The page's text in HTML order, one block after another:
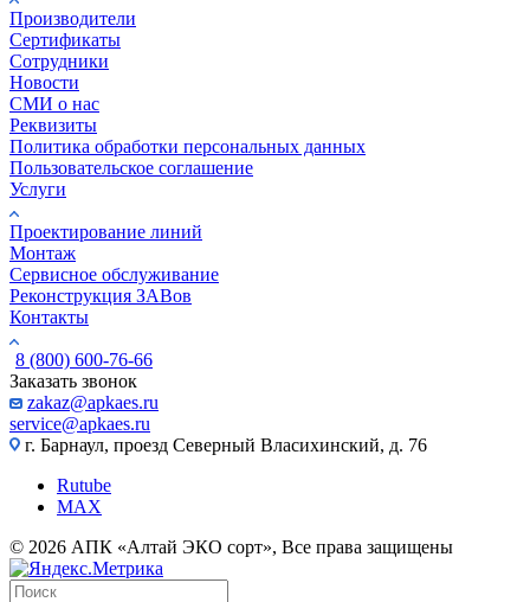
Производители
Сертификаты
Сотрудники
Новости
СМИ о нас
Реквизиты
Политика обработки персональных данных
Пользовательское соглашение
Услуги
Проектирование линий
Монтаж
Сервисное обслуживание
Реконструкция ЗАВов
Контакты
8 (800) 600-76-66
Заказать звонок
zakaz@apkaes.ru
service@apkaes.ru
г. Барнаул, проезд Северный Власихинский, д. 76
Rutube
MAX
© 2026 АПК «Алтай ЭКО сорт», Все права защищены